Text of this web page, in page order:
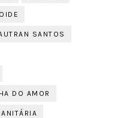
SANTOS
DO AMOR